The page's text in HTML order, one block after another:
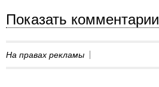
Показать комментарии
На правах рекламы